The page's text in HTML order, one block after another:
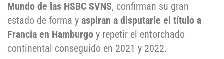
Mundo de las HSBC SVNS, confirman su gran
estado de forma y aspiran a disputarle el título a
Francia en Hamburgo y repetir el entorchado
continental conseguido en 2021 y 2022.